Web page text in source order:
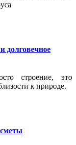
долговечное
строение, это
к природе.